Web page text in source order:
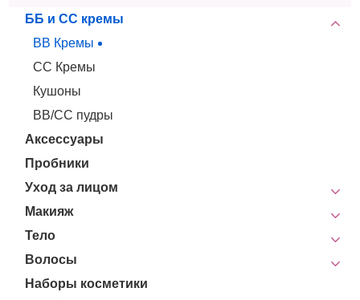
ББ и СС кремы
BB Кремы
СС Кремы
Кушоны
BB/CC пудры
Аксессуары
Пробники
Уход за лицом
Макияж
Тело
Волосы
Наборы косметики